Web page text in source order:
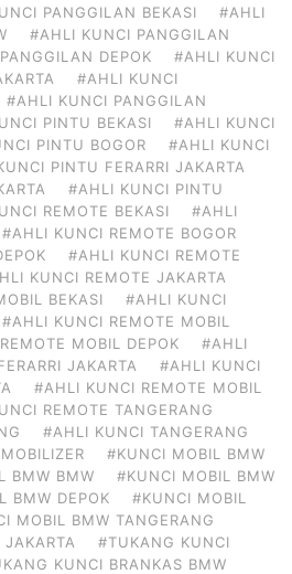
PANGGILAN BEKASI
#AHLI
#AHLI KUNCI PANGGILAN
DEPOK
#AHLI KUNCI
#AHLI KUNCI
#AHLI KUNCI PANGGILAN
PINTU BEKASI
#AHLI KUNCI
PINTU BOGOR
#AHLI KUNCI
PINTU FERARRI JAKARTA
#AHLI KUNCI PINTU
REMOTE BEKASI
#AHLI
#AHLI KUNCI REMOTE BOGOR
#AHLI KUNCI REMOTE
KUNCI REMOTE JAKARTA
BEKASI
#AHLI KUNCI
#AHLI KUNCI REMOTE MOBIL
MOBIL DEPOK
#AHLI
JAKARTA
#AHLI KUNCI
#AHLI KUNCI REMOTE MOBIL
REMOTE TANGERANG
#AHLI KUNCI TANGERANG
#KUNCI MOBIL BMW
BMW BMW
#KUNCI MOBIL BMW
BMW DEPOK
#KUNCI MOBIL
MOBIL BMW TANGERANG
#TUKANG KUNCI
KUNCI BRANKAS BMW